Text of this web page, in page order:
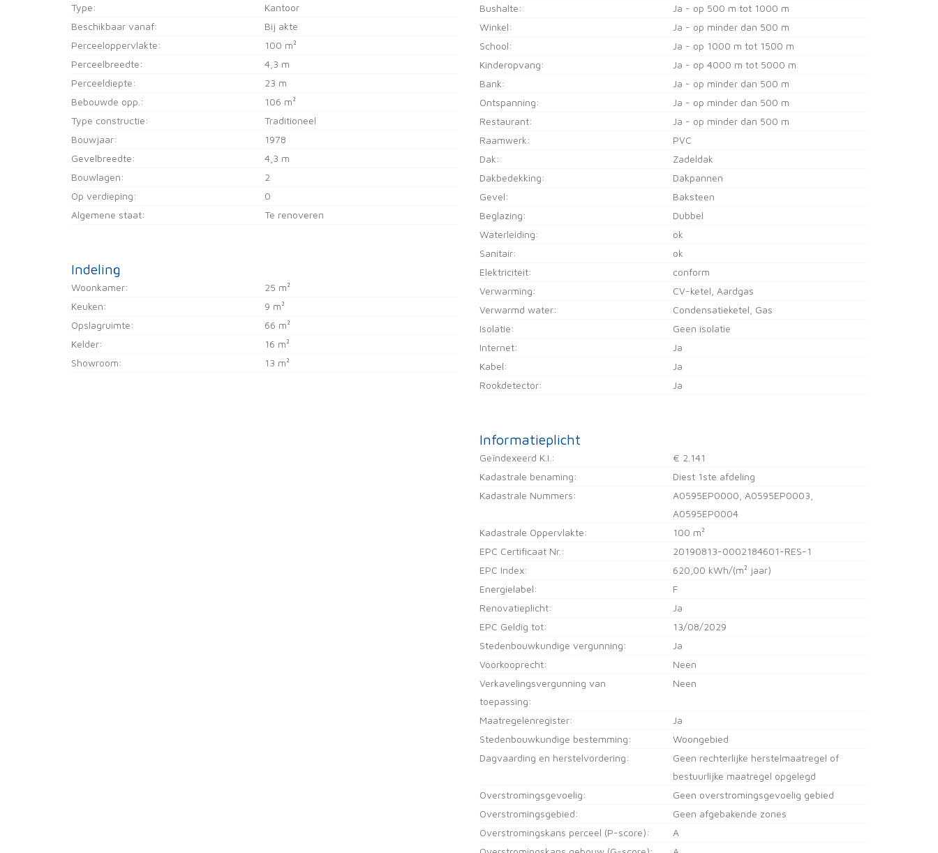
Type:
Kantoor
Beschikbaar vanaf:
Bij akte
Perceeloppervlakte:
100 m²
Perceelbreedte:
4,3 m
Perceeldiepte:
23 m
Bebouwde opp.:
106 m²
Type constructie:
Traditioneel
Bouwjaar:
1978
Gevelbreedte:
4,3 m
Bouwlagen:
2
Op verdieping:
0
Algemene staat:
Te renoveren
Indeling
Woonkamer:
25 m²
Keuken:
9 m²
Opslagruimte:
66 m²
Kelder:
16 m²
Showroom:
13 m²
Bushalte:
Ja - op 500 m tot 1000 m
Winkel:
Ja - op minder dan 500 m
School:
Ja - op 1000 m tot 1500 m
Kinderopvang:
Ja - op 4000 m tot 5000 m
Bank:
Ja - op minder dan 500 m
Ontspanning:
Ja - op minder dan 500 m
Restaurant:
Ja - op minder dan 500 m
Raamwerk:
PVC
Dak:
Zadeldak
Dakbedekking:
Dakpannen
Gevel:
Baksteen
Beglazing:
Dubbel
Waterleiding:
ok
Sanitair:
ok
Elektriciteit:
conform
Verwarming:
CV-ketel, Aardgas
Verwarmd water:
Condensatieketel, Gas
Isolatie:
Geen isolatie
Internet:
Ja
Kabel:
Ja
Rookdetector:
Ja
Informatieplicht
Geïndexeerd K.I.:
€ 2.141
Kadastrale benaming:
Diest 1ste afdeling
Kadastrale Nummers:
A0595EP0000, A0595EP0003,
A0595EP0004
Kadastrale Oppervlakte:
100 m²
EPC Certificaat Nr.:
20190813-0002184601-RES-1
EPC Index:
620,00 kWh/(m² jaar)
Energielabel:
F
Renovatieplicht:
Ja
EPC Geldig tot:
13/08/2029
Stedenbouwkundige vergunning:
Ja
Voorkooprecht:
Neen
Verkavelingsvergunning van
toepassing:
Neen
Maatregelenregister:
Ja
Stedenbouwkundige bestemming:
Woongebied
Dagvaarding en herstelvordering:
Geen rechterlijke herstelmaatregel of
bestuurlijke maatregel opgelegd
Overstromingsgevoelig:
Geen overstromingsgevoelig gebied
Overstromingsgebied:
Geen afgebakende zones
Overstromingskans perceel (P-score):
A